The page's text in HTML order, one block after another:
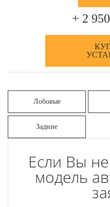
+ 2
Лобовые
Задние
Если Вы
модель